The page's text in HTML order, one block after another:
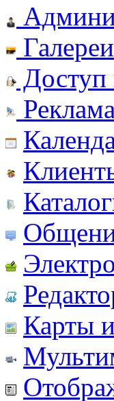
Доступ
Карты